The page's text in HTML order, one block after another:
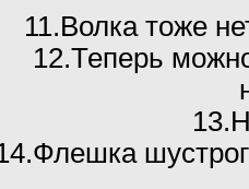
11.Волка тоже
12.Теперь